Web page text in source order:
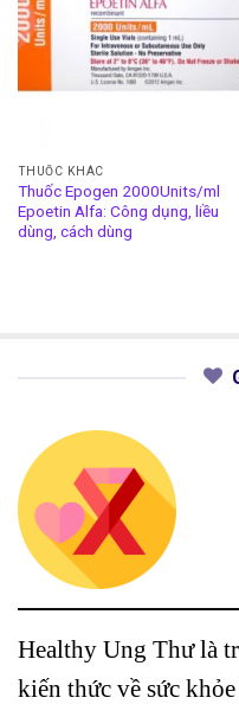
THUỐC KHÁC
Thuốc Epogen 2000Units/ml
Epoetin Alfa: Công dụng, liều
dùng, cách dùng
Healthy Ung Thư là
kiến thức về sức